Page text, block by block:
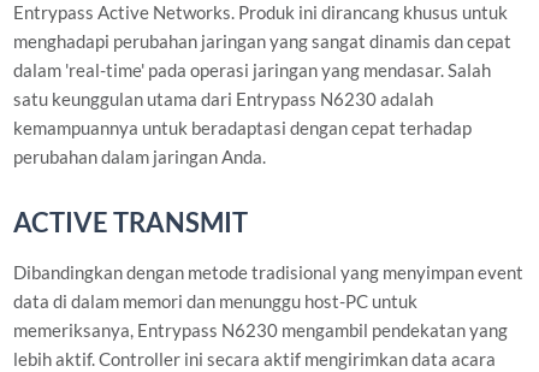
Entrypass Active Networks. Produk ini dirancang khusus untuk
menghadapi perubahan jaringan yang sangat dinamis dan cepat
dalam 'real-time' pada operasi jaringan yang mendasar. Salah
satu keunggulan utama dari Entrypass N6230 adalah
kemampuannya untuk beradaptasi dengan cepat terhadap
perubahan dalam jaringan Anda.
ACTIVE TRANSMIT
Dibandingkan dengan metode tradisional yang menyimpan event
data di dalam memori dan menunggu host-PC untuk
memeriksanya, Entrypass N6230 mengambil pendekatan yang
lebih aktif. Controller ini secara aktif mengirimkan data acara